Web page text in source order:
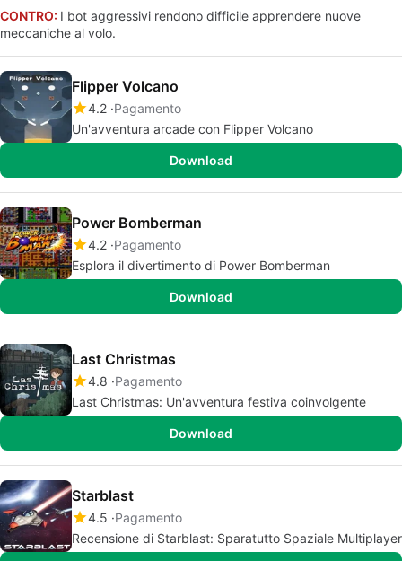
CONTRO: I bot aggressivi rendono difficile apprendere nuove
meccaniche al volo.
Flipper Volcano
4.2 Pagamento
Un'avventura arcade con Flipper Volcano
Download
Power Bomberman
4.2 Pagamento
Esplora il divertimento di Power Bomberman
Download
Last Christmas
4.8 Pagamento
Last Christmas: Un'avventura festiva coinvolgente
Download
Starblast
4.5 Pagamento
Recensione di Starblast: Sparatutto Spaziale Multiplayer